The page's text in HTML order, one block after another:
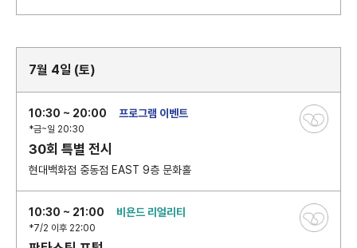
7월 4일 (토)
10:30 ~ 20:00
*금~일 20:30
프로그램 이벤트
30회 특별 전시
현대백화점 중동점 EAST 9층 문화홀
10:30 ~ 21:00
*7/2 이후 22:00
비욘드 리얼리티